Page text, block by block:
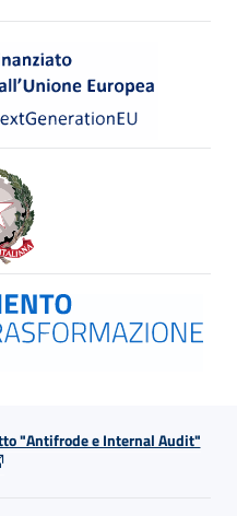
"Antifrode e Internal Audit"